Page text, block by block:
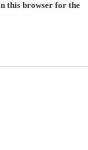
this browser for the